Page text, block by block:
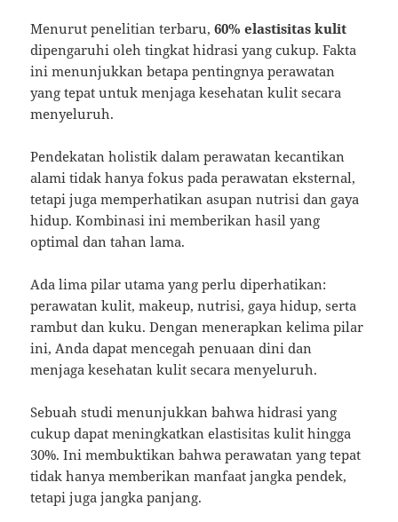
Menurut penelitian terbaru,60% elastisitas kulit
dipengaruhi oleh tingkat hidrasi yang cukup. Fakta
ini menunjukkan betapa pentingnya perawatan
yang tepat untuk menjaga kesehatan kulit secara
menyeluruh.
Pendekatan holistik dalam perawatan kecantikan
alami tidak hanya fokus pada perawatan eksternal,
tetapi juga memperhatikan asupan nutrisi dan gaya
hidup. Kombinasi ini memberikan hasil yang
optimal dan tahan lama.
Ada lima pilar utama yang perlu diperhatikan:
perawatan kulit, makeup, nutrisi, gaya hidup, serta
rambut dan kuku. Dengan menerapkan kelima pilar
ini, Anda dapat mencegah penuaan dini dan
menjaga kesehatan kulit secara menyeluruh.
Sebuah studi menunjukkan bahwa hidrasi yang
cukup dapat meningkatkan elastisitas kulit hingga
30%. Ini membuktikan bahwa perawatan yang tepat
tidak hanya memberikan manfaat jangka pendek,
tetapi juga jangka panjang.